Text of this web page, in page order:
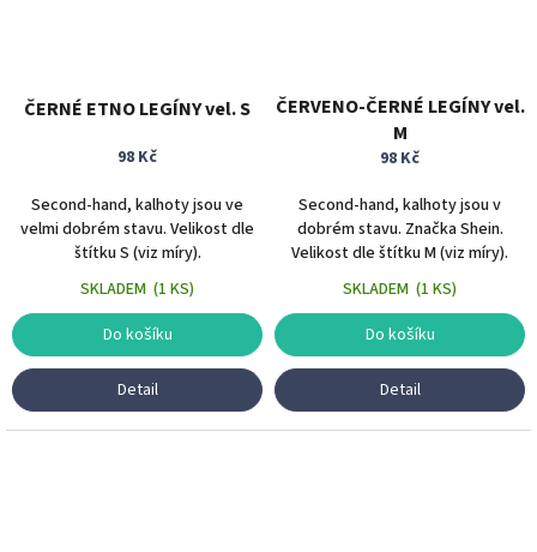
ČERNÉ ETNO LEGÍNY vel. S
98 Kč
Second-hand, kalhoty jsou ve
velmi dobrém stavu. Velikost dle
štítku S (viz míry).
SKLADEM (1 KS)
Do košíku
Detail
ČERVENO-ČERNÉ LEGÍNY vel.
M
98 Kč
Second-hand, kalhoty jsou v
dobrém stavu. Značka Shein.
Velikost dle štítku M (viz míry).
SKLADEM (1 KS)
Do košíku
Detail